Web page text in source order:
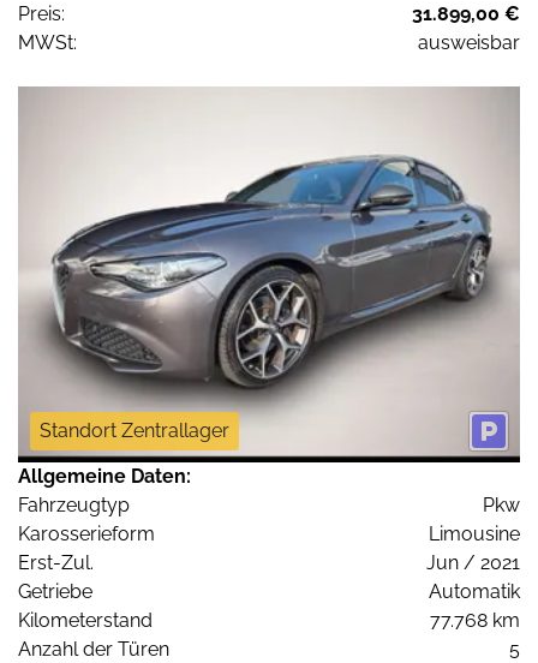
Preis:
31.899,00 €
MWSt:
ausweisbar
Standort Zentrallager
Allgemeine Daten:
Fahrzeugtyp
Pkw
Karosserieform
Limousine
Erst-Zul.
Jun / 2021
Getriebe
Automatik
Kilometerstand
77.768 km
Anzahl der Türen
5